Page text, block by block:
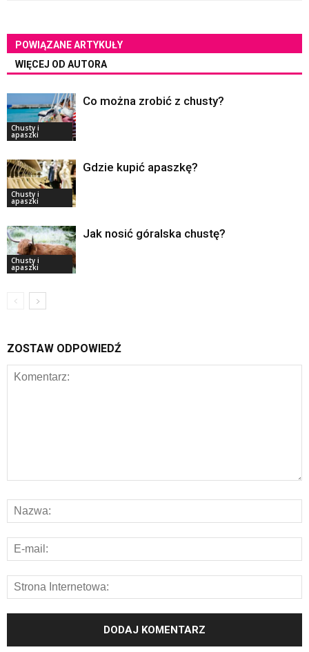
POWIĄZANE ARTYKUŁY
WIĘCEJ OD AUTORA
Chusty i
apaszki
Co można zrobić z chusty?
Chusty i
apaszki
Gdzie kupić apaszkę?
Chusty i
apaszki
Jak nosić góralska chustę?
ZOSTAW ODPOWIEDŹ